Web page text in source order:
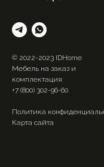
© 2022-2023 IDHome
Мебель на заказ и
комплектация
+7 (800) 302-96-60
Политика
Карта сайта